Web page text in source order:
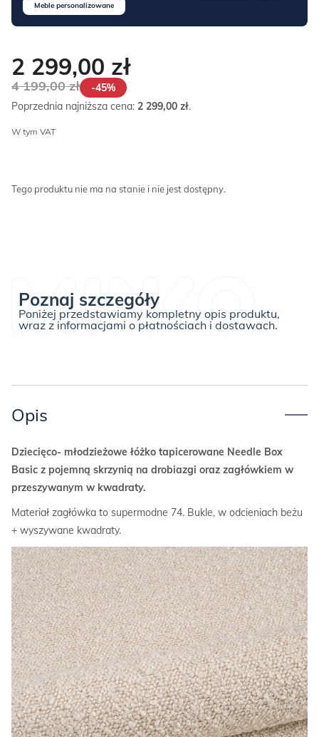
Meble personalizowane
2 299,00 zł
4 199,00zł
-45%
Poprzednia najniższa cena: 2 299,00 zł.
W tym VAT
Tego produktu nie ma na stanie i nie jest dostępny.
Poznaj szczegóły
Poniżej przedstawiamy kompletny opis produktu,
wraz z informacjami o płatnościach i dostawach.
Opis
Dziecięco- młodzieżowe łóżko tapicerowane Needle Box
Basic z pojemną skrzynią na drobiazgi oraz zagłówkiem w
przeszywanym w kwadraty.
Materiał zagłówka to supermodne 74. Bukle, w odcieniach beżu
+ wyszywane kwadraty.